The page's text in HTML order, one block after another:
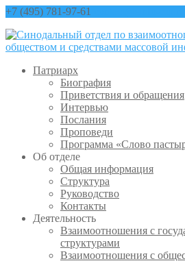
+7 (495) 781-97-61
Патриарх
Биография
Приветствия и обращения
Интервью
Послания
Проповеди
Программа «Слово
Об отделе
Общая информация
Структура
Руководство
Контакты
Деятельность
Взаимоотношения с
структурами
Взаимоотношения с